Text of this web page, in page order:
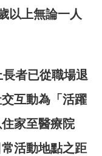
以上無論一人
者已從職場退
互動為「活躍
家至醫療院
活動地點之距